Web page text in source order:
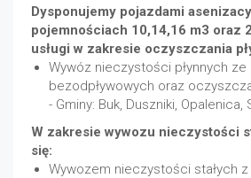
Dysponujemy pojazdami
pojemnościach 10,14,16 m3 oraz
usługi w zakresie oczyszczania
Wywóz nieczystości płynnych ze
bezodpływowych oraz
- Gminy: Buk, Duszniki, Opalenica,
W zakresie wywozu nieczystości
się:
Wywozem nieczystości stałych